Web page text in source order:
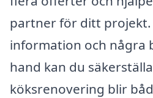
partner för ditt
information och några
hand kan du
köksrenovering blir